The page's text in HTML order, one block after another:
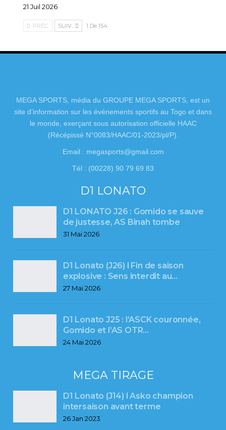
21 Juil 2026
PRÉC. SUIV. 1 De 154
MEGA SPORTS, média du GROUPE MEGA SPORTS, est un
site d’information sur les événements sportifs au Togo et dans
le monde, exerçant sous autorisation officielle HAAC
(Récépissé N°0083/HAAC/01-2023/pl/P).
Email : megasports@gmail.com
Tél : (00228) 90 79 69 83
D1 LONATO
D1 LONATO J26 : Gomido se sauve
de justesse, AS Binah tombe
31 Mai 2026
D1 Lonato (J26) l Fin de saison
explosive : Sens interdit au…
27 Mai 2026
D1 Lonato J25 : l’ASCK couronnée,
Gomido et l’AS OTR…
24 Mai 2026
MEGA TIRAGE
D1 Lonato (J14) l Asko champion
intersaison avant terme
26 Jan 2023